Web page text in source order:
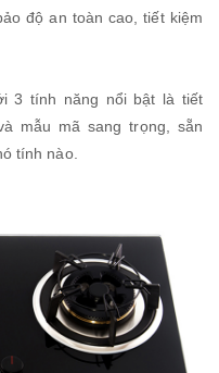
độ an toàn cao, tiết kiệm
3 tính năng nổi bật là tiết
mẫu mã sang trọng, sẵn
tính nào.